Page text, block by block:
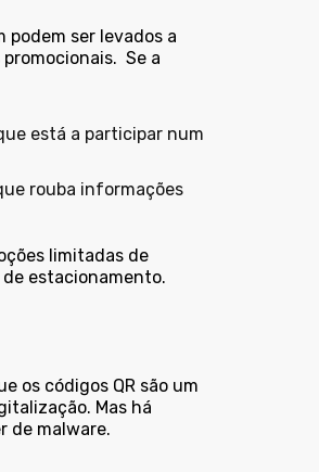
podem ser levados a
Se a
está a participar num
rouba informações
limitadas de
estacionamento.
os códigos QR são um
Mas há
de malware.